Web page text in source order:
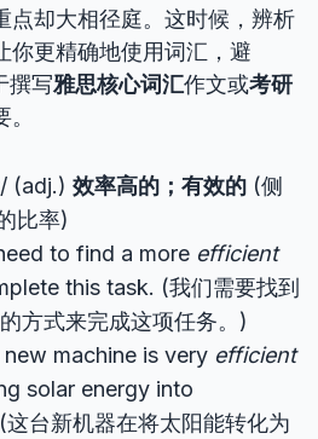
点却大相径庭。这时候，辨析
你更精确地使用词汇，避
撰写雅思核心词汇作文或考研
(adj.) 效率高的；有效的 (侧
比率)
to find a more efficient
this task. (我们需要找到
方式来完成这项任务。)
machine is very efficient
solar energy into
台新机器在将太阳能转化为